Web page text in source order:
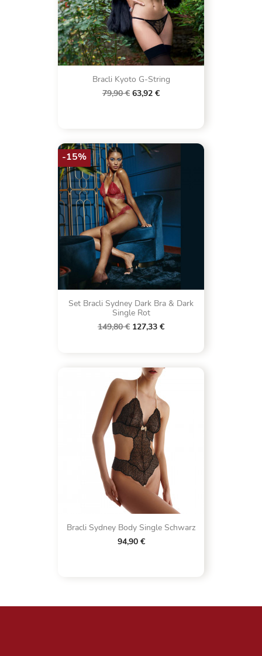
Bracli Kyoto G-String
79,90 € 63,92 €
Set Bracli Sydney Dark Bra & Dark
Single Rot
149,80 € 127,33 €
-15%
Bracli Sydney Body Single Schwarz
94,90 €